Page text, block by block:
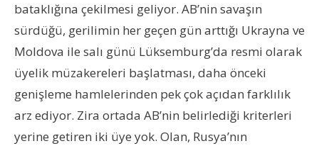
bataklığına çekilmesi geliyor. AB’nin savaşın
sürdüğü, gerilimin her geçen gün arttığı Ukrayna ve
Moldova ile salı günü Lüksemburg’da resmi olarak
üyelik müzakereleri başlatması, daha önceki
genişleme hamlelerinden pek çok açıdan farklılık
arz ediyor. Zira ortada AB’nin belirlediği kriterleri
yerine getiren iki üye yok. Olan, Rusya’nın